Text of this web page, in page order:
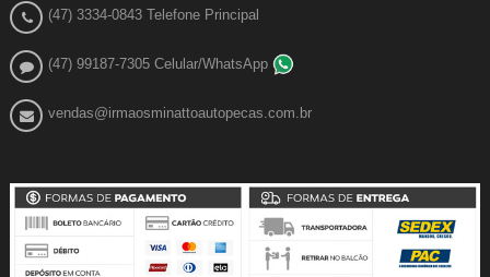
(47) 3334-0843 Telefone Principal
(47) 99187-7305 Celular/WhatsApp
vendas@irmaosminattoautopecas.com.br